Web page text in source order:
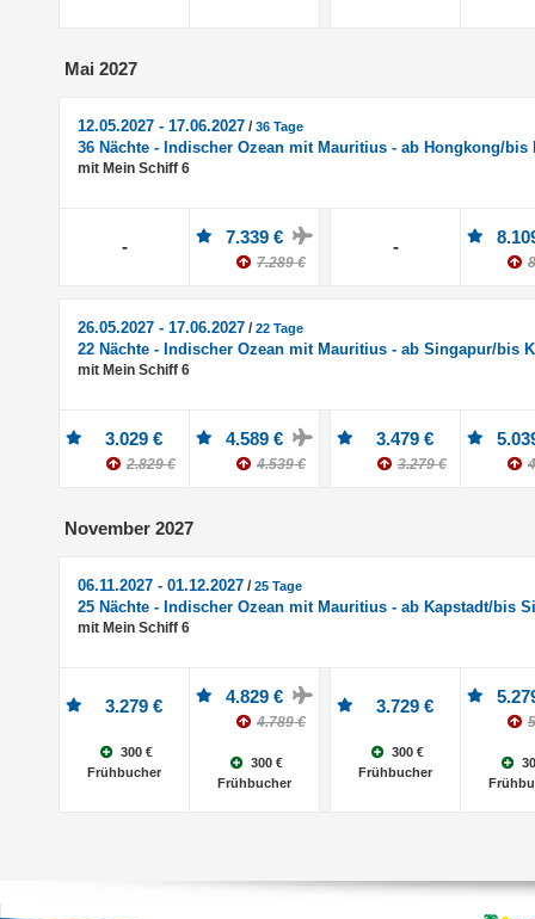
Mai 2027
12.05.2027 - 17.06.2027 /36 Tage
36 Nächte - Indischer Ozean mit Mauritius - ab Hongkong/bis
mit Mein Schiff 6
- 7.339 €
7.289 €
-
26.05.2027 - 17.06.2027 /22 Tage
22 Nächte - Indischer Ozean mit Mauritius - ab Singapur/bis
mit Mein Schiff 6
3.029 €
2.829 €
4.589 €
4.539 €
3.479 €
3.279 €
November 2027
06.11.2027 - 01.12.2027 /25 Tage
25 Nächte - Indischer Ozean mit Mauritius - ab Kapstadt/bis
mit Mein Schiff 6
3.279 €
300 €
Frühbucher
4.829 €
4.789 €
300 €
Frühbucher
3.729 €
300 €
Frühbucher